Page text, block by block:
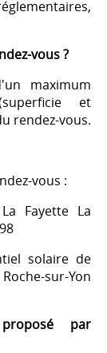
vous ?
maximum
et
rendez-vous.
vous :
Fayette La
solaire de
sur-Yon
par